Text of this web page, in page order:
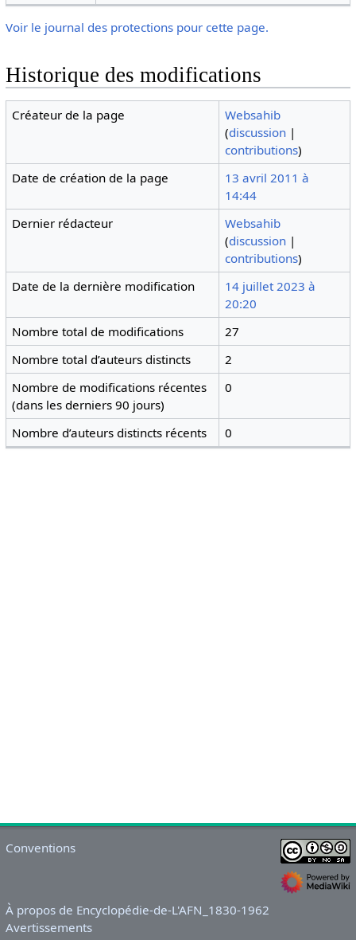
Voir le journal des protections pour cette page.
Historique des modifications
Créateur de la page
Websahib
(discussion |
contributions)
Date de création de la page
13 avril 2011 à
14:44
Dernier rédacteur
Websahib
(discussion |
contributions)
Date de la dernière modification
14 juillet 2023 à
20:20
Nombre total de modifications
27
Nombre total d’auteurs distincts
2
Nombre de modifications récentes
(dans les derniers 90 jours)
0
Nombre d’auteurs distincts récents 0
Conventions
À propos de Encyclopédie-de-L'AFN_1830-1962
Avertissements